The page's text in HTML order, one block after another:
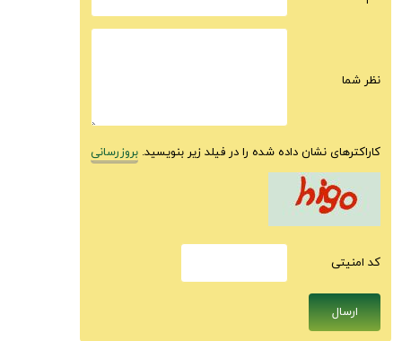
نظر شما
کاراکترهای نشان داده شده را در فیلد زیر بنویسید. بروزرسانی
كد امنيتى